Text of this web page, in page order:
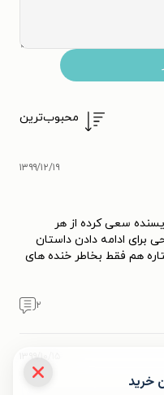
محبوب‌ترین
۱۳۹۹/۱۲/۱۹
سعی کرده از هر
برای ادامه دادن داستان
هم فقط بخاطر خنده های
۲
۱۳۹۹/۱۰/۱۵